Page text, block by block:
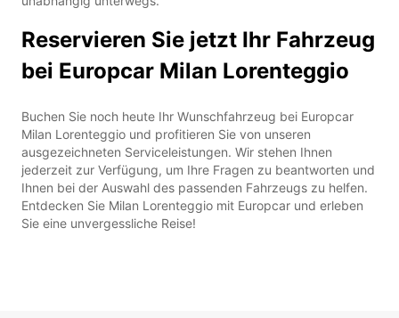
Reservieren Sie jetzt Ihr Fahrzeug
bei Europcar Milan Lorenteggio
Buchen Sie noch heute Ihr Wunschfahrzeug bei Europcar
Milan Lorenteggio und profitieren Sie von unseren
ausgezeichneten Serviceleistungen. Wir stehen Ihnen
jederzeit zur Verfügung, um Ihre Fragen zu beantworten und
Ihnen bei der Auswahl des passenden Fahrzeugs zu helfen.
Entdecken Sie Milan Lorenteggio mit Europcar und erleben
Sie eine unvergessliche Reise!